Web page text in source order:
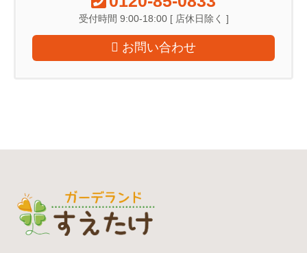
受付時間 9:00-18:00 [ 店休日除く ]
お問い合わせ